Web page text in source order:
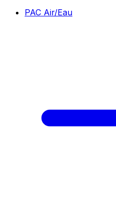
PAC Air/Eau